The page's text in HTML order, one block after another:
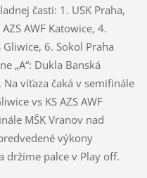
časti: 1. USK Praha,
AWF Katowice, 4.
Gliwice, 6. Sokol Praha
„A“: Dukla Banská
víťaza čaká v semifinále
vs KS AZS AWF
MŠK Vranov nad
výkony
držíme palce v Play off.